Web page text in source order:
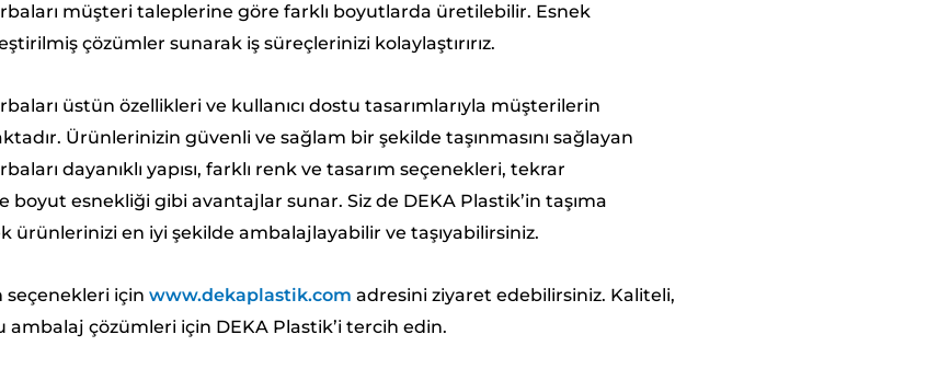
müşteri taleplerine göre farklı boyutlarda üretilebilir. Esnek
çözümler sunarak iş süreçlerinizi kolaylaştırırız.
üstün özellikleri ve kullanıcı dostu tasarımlarıyla müşterilerin
Ürünlerinizin güvenli ve sağlam bir şekilde taşınmasını sağlayan
dayanıklı yapısı, farklı renk ve tasarım seçenekleri, tekrar
boyut esnekliği gibi avantajlar sunar. Siz de DEKA Plastik’in taşıma
ürünlerinizi en iyi şekilde ambalajlayabilir ve taşıyabilirsiniz.
seçenekleri için www.dekaplastik.com adresini ziyaret edebilirsiniz. Kaliteli,
çözümleri için DEKA Plastik’i tercih edin.